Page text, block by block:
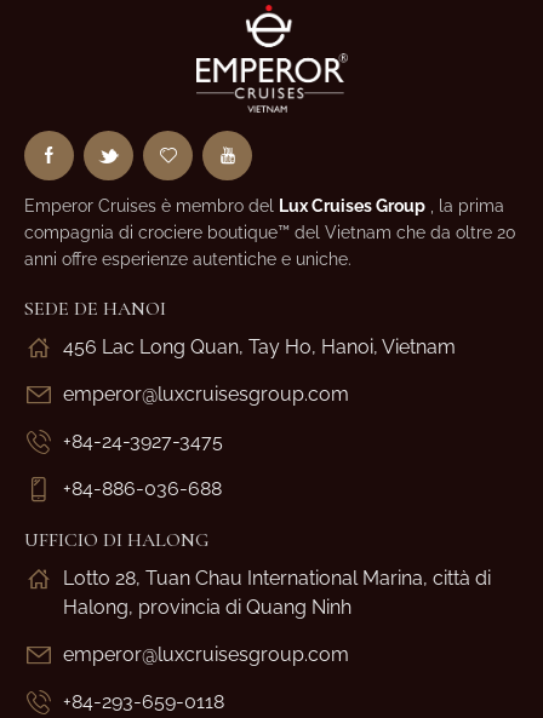
Emperor Cruises è membro del Lux Cruises Group
, la prima
compagnia di crociere boutique™ del Vietnam che da oltre 20
anni offre esperienze autentiche e uniche.
SEDE DE HANOI
456 Lac Long Quan, Tay Ho, Hanoi, Vietnam
emperor@luxcruisesgroup.com
+84-24-3927-3475
+84-886-036-688
UFFICIO DI HALONG
Lotto 28, Tuan Chau International Marina, città di
Halong, provincia di Quang Ninh
emperor@luxcruisesgroup.com
+84-293-659-0118